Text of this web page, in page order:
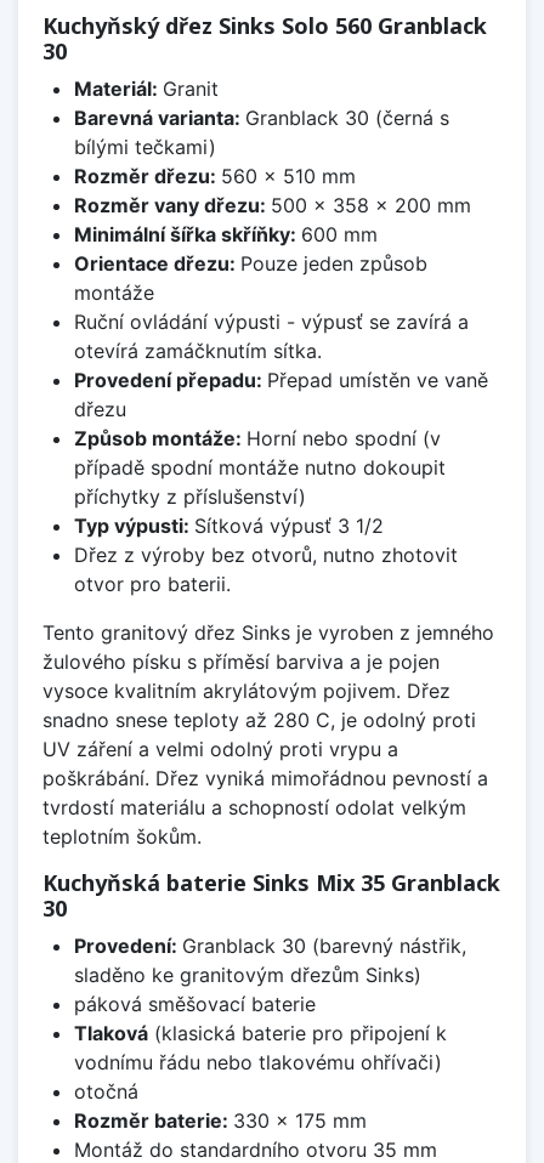
Kuchyňský dřez Sinks Solo 560 Granblack
30
Materiál: Granit
Barevná varianta: Granblack 30 (černá s
bílými tečkami)
Rozměr dřezu: 560 x 510 mm
Rozměr vany dřezu: 500 x 358 x 200 mm
Minimální šířka skříňky: 600 mm
Orientace dřezu: Pouze jeden způsob
montáže
Ruční ovládání výpusti - výpusť se zavírá a
otevírá zamáčknutím sítka.
Provedení přepadu: Přepad umístěn ve vaně
dřezu
Způsob montáže: Horní nebo spodní (v
případě spodní montáže nutno dokoupit
příchytky z příslušenství)
Typ výpusti: Sítková výpusť 3 1/2
Dřez z výroby bez otvorů, nutno zhotovit
otvor pro baterii.
Tento granitový dřez Sinks je vyroben z jemného
žulového písku s příměsí barviva a je pojen
vysoce kvalitním akrylátovým pojivem. Dřez
snadno snese teploty až 280 C, je odolný proti
UV záření a velmi odolný proti vrypu a
poškrábání. Dřez vyniká mimořádnou pevností a
tvrdostí materiálu a schopností odolat velkým
teplotním šokům.
Kuchyňská baterie Sinks Mix 35 Granblack
30
Provedení: Granblack 30 (barevný nástřik,
sladěno ke granitovým dřezům Sinks)
páková směšovací baterie
Tlaková(klasická baterie pro připojení k
vodnímu řádu nebo tlakovému ohřívači)
otočná
Rozměr baterie: 330 x 175 mm
Montáž do standardního otvoru 35 mm